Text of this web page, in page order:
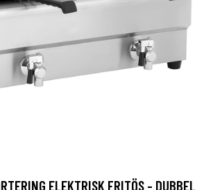
ELEKTRISK FRITÖS - DUBBEL